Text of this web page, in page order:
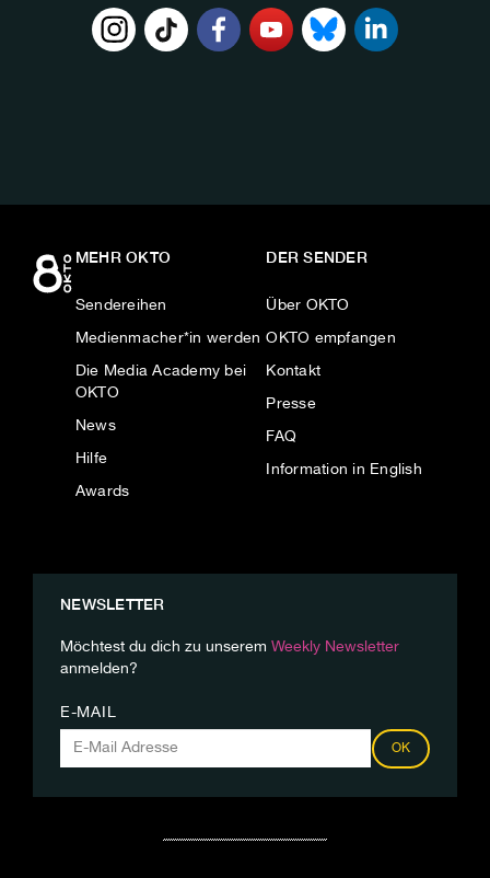
MEHR OKTO
Sendereihen
Medienmacher*in werden
Die Media Academy bei
OKTO
News
Hilfe
Awards
DER SENDER
Über OKTO
OKTO empfangen
Kontakt
Presse
FAQ
Information in English
NEWSLETTER
Möchtest du dich zu unserem Weekly Newsletter
anmelden?
E-MAIL
OK